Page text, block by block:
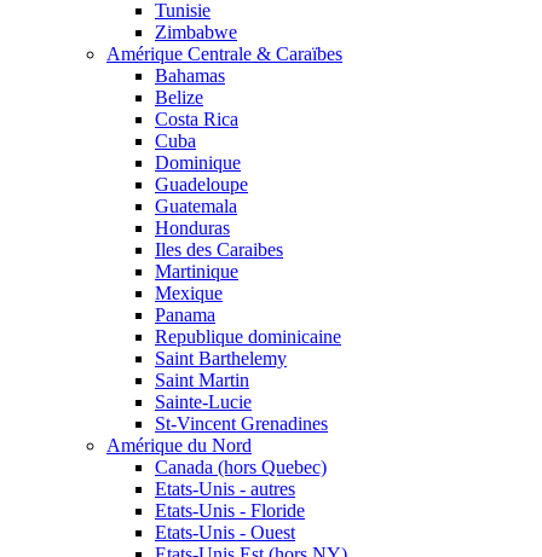
Tunisie
Zimbabwe
Amérique Centrale & Caraïbes
Bahamas
Belize
Costa Rica
Cuba
Dominique
Guadeloupe
Guatemala
Honduras
Iles des Caraibes
Martinique
Mexique
Panama
Republique dominicaine
Saint Barthelemy
Saint Martin
Sainte-Lucie
St-Vincent Grenadines
Amérique du Nord
Canada (hors Quebec)
Etats-Unis - autres
Etats-Unis - Floride
Etats-Unis - Ouest